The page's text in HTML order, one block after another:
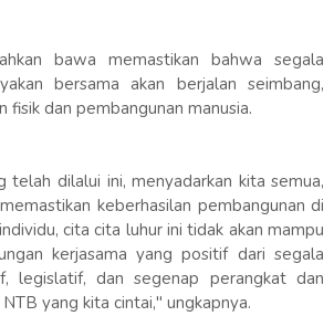
bawa memastikan bahwa segala
bersama akan berjalan seimbang,
fisik dan pembangunan manusia.
telah dilalui ini, menyadarkan kita semua,
keberhasilan pembangunan di
cita cita luhur ini tidak akan mampu
kerjasama yang positif dari segala
legislatif, dan segenap perangkat dan
yang kita cintai," ungkapnya.